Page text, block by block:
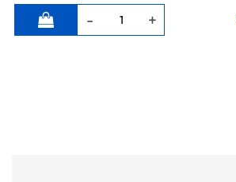
Quantità